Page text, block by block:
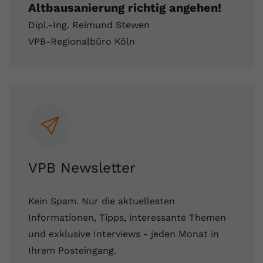
Altbausanierung richtig angehen!
Dipl.-Ing. Reimund Stewen
VPB-Regionalbüro Köln
VPB Newsletter
Kein Spam. Nur die aktuellesten
Informationen, Tipps, interessante Themen
und exklusive Interviews - jeden Monat in
Ihrem Posteingang.
Anbieter youtube.com
Laufzeit 2 Jahre
Name
Zweck
YouTube setzt diesen Cookie, um die
Videopräferenzen des Benutzers zu
speichern, der eingebettete YouTube-